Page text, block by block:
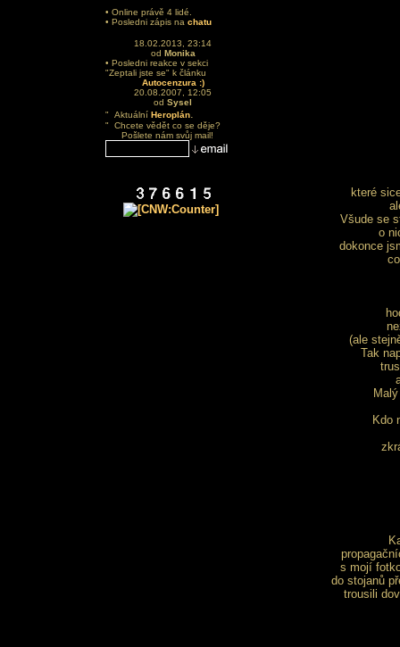
• Online právě 4 lidé.
• Posledni zápis na chatu
18.02.2013, 23:14
od Monika
• Posledni reakce v sekci
"Zeptali jste se" k článku
Autocenzura :)
20.08.2007, 12:05
od Sysel
" Aktuální Heroplán.
" Chcete vědět co se děje?
Pošlete nám svůj mail!
které
Všude se
o
dokonce
(ale
Tak
Kdo
s mojí
do stojanů
trousili